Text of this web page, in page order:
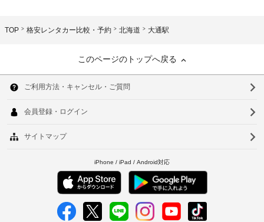
TOP 格安レンタカー比較・予約 北海道 大通駅
このページのトップへ戻る